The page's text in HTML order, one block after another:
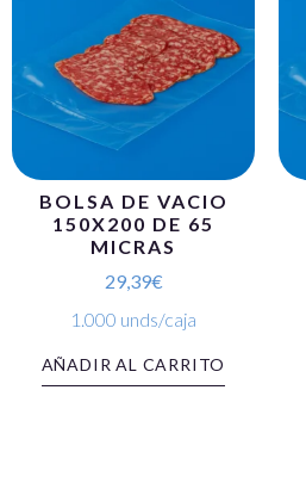
BOLSA DE VACIO
150X200 DE 65
MICRAS
29,39€
1.000 unds/caja
AÑADIR AL CARRITO